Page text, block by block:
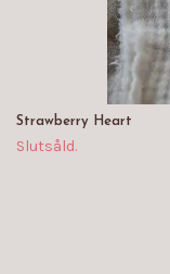
Strawberry Heart
Slutsåld.